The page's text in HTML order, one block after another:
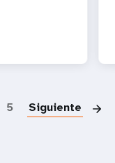
5 Siguiente